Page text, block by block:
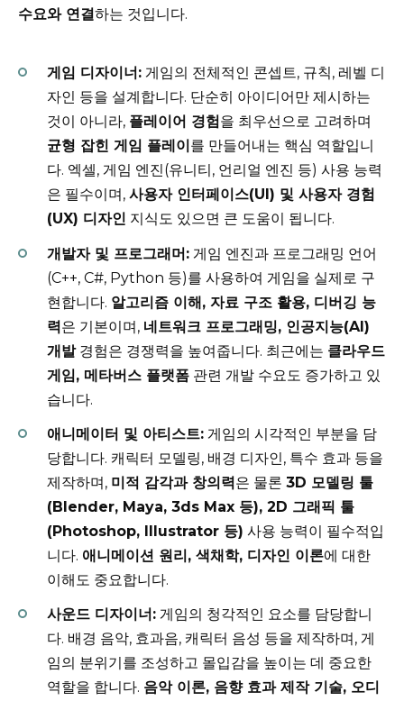
수요와 연결하는 것입니다.
게임 디자이너: 게임의 전체적인 콘셉트, 규칙, 레벨 디
자인 등을 설계합니다. 단순히 아이디어만 제시하는
것이 아니라, 플레이어 경험 을 최우선으로 고려하며
균형 잡힌 게임 플레이 를 만들어내는 핵심 역할입니
다. 엑셀, 게임 엔진(유니티, 언리얼 엔진 등) 사용 능력
은 필수이며, 사용자 인터페이스(UI) 및 사용자 경험
(UX) 디자인 지식도 있으면 큰 도움이 됩니다.
개발자 및 프로그래머: 게임 엔진과 프로그래밍 언어
(C++, C#, Python 등)를 사용하여 게임을 실제로 구
현합니다. 알고리즘 이해, 자료 구조 활용, 디버깅 능
력은 기본이며, 네트워크 프로그래밍, 인공지능(AI)
개발경험은 경쟁력을 높여줍니다. 최근에는 클라우드
게임, 메타버스 플랫폼 관련 개발 수요도 증가하고 있
습니다.
애니메이터 및 아티스트: 게임의 시각적인 부분을 담
당합니다. 캐릭터 모델링, 배경 디자인, 특수 효과 등을
제작하며, 미적 감각과 창의력은 물론 3D 모델링 툴
(Blender, Maya, 3ds Max 등), 2D 그래픽 툴
(Photoshop, Illustrator 등) 사용 능력이 필수적입
니다. 애니메이션 원리, 색채학, 디자인 이론에 대한
이해도 중요합니다.
사운드 디자이너: 게임의 청각적인 요소를 담당합니
다. 배경 음악, 효과음, 캐릭터 음성 등을 제작하며, 게
임의 분위기를 조성하고 몰입감을 높이는 데 중요한
역할을 합니다. 음악 이론, 음향 효과 제작 기술, 오디